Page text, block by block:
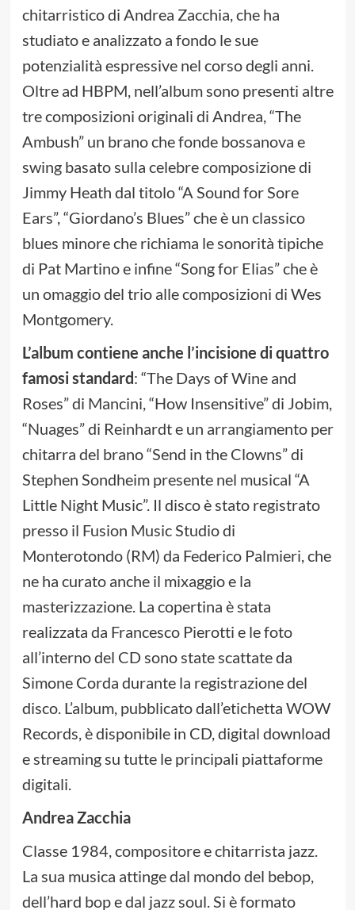
chitarristico di Andrea Zacchia, che ha
studiato e analizzato a fondo le sue
potenzialità espressive nel corso degli anni.
Oltre ad HBPM, nell’album sono presenti altre
tre composizioni originali di Andrea, “The
Ambush” un brano che fonde bossanova e
swing basato sulla celebre composizione di
Jimmy Heath dal titolo “A Sound for Sore
Ears”, “Giordano’s Blues” che è un classico
blues minore che richiama le sonorità tipiche
di Pat Martino e infine “Song for Elias” che è
un omaggio del trio alle composizioni di Wes
Montgomery.
L’album contiene anche l’incisione di quattro
famosi standard: “The Days of Wine and
Roses” di Mancini, “How Insensitive” di Jobim,
“Nuages” di Reinhardt e un arrangiamento per
chitarra del brano “Send in the Clowns” di
Stephen Sondheim presente nel musical “A
Little Night Music”. Il disco è stato registrato
presso il Fusion Music Studio di
Monterotondo (RM) da Federico Palmieri, che
ne ha curato anche il mixaggio e la
masterizzazione. La copertina è stata
realizzata da Francesco Pierotti e le foto
all’interno del CD sono state scattate da
Simone Corda durante la registrazione del
disco. L’album, pubblicato dall’etichetta WOW
Records, è disponibile in CD, digital download
e streaming su tutte le principali piattaforme
digitali.
Andrea Zacchia
Classe 1984, compositore e chitarrista jazz.
La sua musica attinge dal mondo del bebop,
dell’hard bop e dal jazz soul. Si è formato